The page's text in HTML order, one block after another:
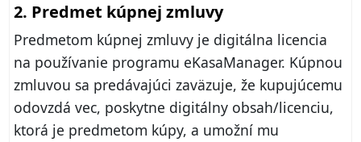
2. Predmet kúpnej zmluvy
Predmetom kúpnej zmluvy je digitálna licencia
na používanie programu eKasaManager. Kúpnou
zmluvou sa predávajúci zaväzuje, že kupujúcemu
odovzdá vec, poskytne digitálny obsah/licenciu,
ktorá je predmetom kúpy, a umožní mu